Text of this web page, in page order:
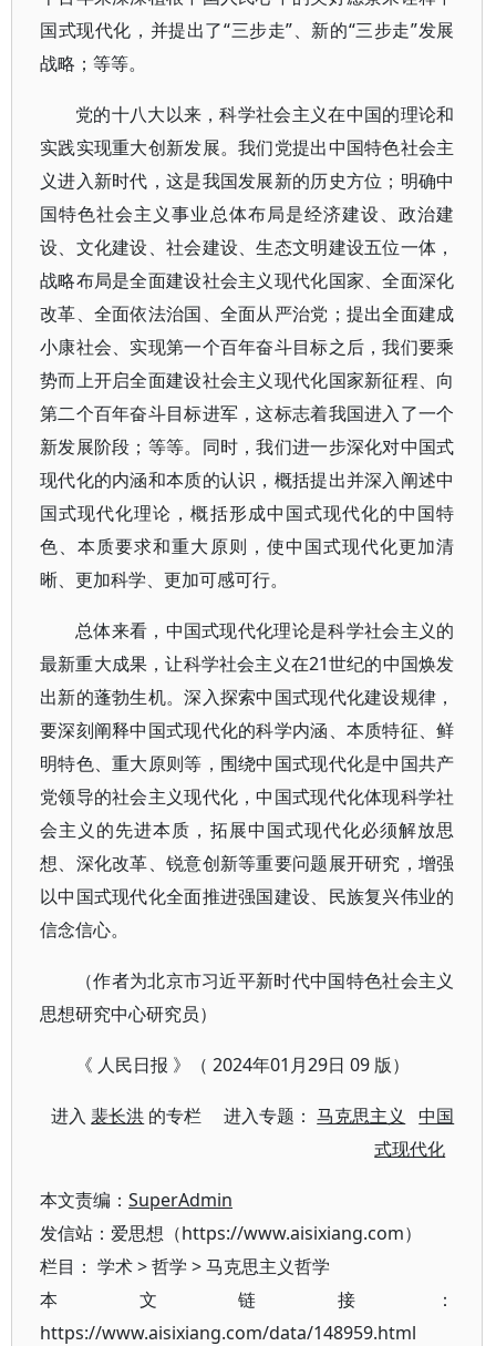
国式现代化，并提出了“三步走”、新的“三步走”发展
战略；等等。
党的十八大以来，科学社会主义在中国的理论和
实践实现重大创新发展。我们党提出中国特色社会主
义进入新时代，这是我国发展新的历史方位；明确中
国特色社会主义事业总体布局是经济建设、政治建
设、文化建设、社会建设、生态文明建设五位一体，
战略布局是全面建设社会主义现代化国家、全面深化
改革、全面依法治国、全面从严治党；提出全面建成
小康社会、实现第一个百年奋斗目标之后，我们要乘
势而上开启全面建设社会主义现代化国家新征程、向
第二个百年奋斗目标进军，这标志着我国进入了一个
新发展阶段；等等。同时，我们进一步深化对中国式
现代化的内涵和本质的认识，概括提出并深入阐述中
国式现代化理论，概括形成中国式现代化的中国特
色、本质要求和重大原则，使中国式现代化更加清
晰、更加科学、更加可感可行。
总体来看，中国式现代化理论是科学社会主义的
最新重大成果，让科学社会主义在21世纪的中国焕发
出新的蓬勃生机。深入探索中国式现代化建设规律，
要深刻阐释中国式现代化的科学内涵、本质特征、鲜
明特色、重大原则等，围绕中国式现代化是中国共产
党领导的社会主义现代化，中国式现代化体现科学社
会主义的先进本质，拓展中国式现代化必须解放思
想、深化改革、锐意创新等重要问题展开研究，增强
以中国式现代化全面推进强国建设、民族复兴伟业的
信念信心。
（作者为北京市习近平新时代中国特色社会主义
思想研究中心研究员）
《 人民日报 》（ 2024年01月29日 09 版）
进入 裴长洪 的专栏 进入专题：马克思主义
中国
式现代化
本文责编： SuperAdmin
发信站：爱思想（https://www.aisixiang.com）
栏目： 学术>哲学 >马克思主义哲学
本文链接：
https://www.aisixiang.com/data/148959.html